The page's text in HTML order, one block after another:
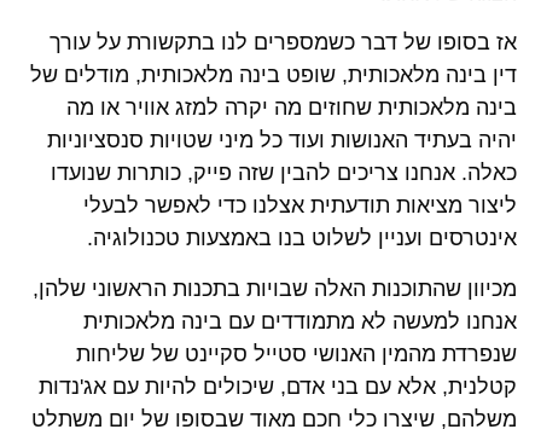
אז בסופו של דבר כשמספרים לנו בתקשורת על עורך
דין בינה מלאכותית, שופט בינה מלאכותית, מודלים של
בינה מלאכותית שחוזים מה יקרה למזג אוויר או מה
יהיה בעתיד האנושות ועוד כל מיני שטויות סנסציוניות
כאלה. אנחנו צריכים להבין שזה פייק, כותרות שנועדו
ליצור מציאות תודעתית אצלנו כדי לאפשר לבעלי
אינטרסים ועניין לשלוט בנו באמצעות טכנולוגיה.
מכיוון שהתוכנות האלה שבויות בתכנות הראשוני שלהן,
אנחנו למעשה לא מתמודדים עם בינה מלאכותית
שנפרדת מהמין האנושי סטייל סקיינט של שליחות
קטלנית, אלא עם בני אדם, שיכולים להיות עם אג'נדות
משלהם, שיצרו כלי חכם מאוד שבסופו של יום משתלט